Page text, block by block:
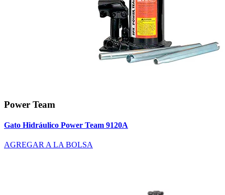
Power Team
Gato Hidráulico Power Team 9120A
AGREGAR A LA BOLSA